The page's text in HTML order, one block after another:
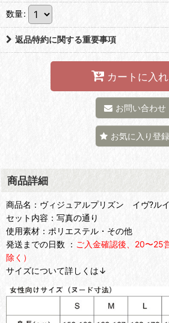
数量:
返品特約に関する重要事項
カートに入
お問い合わせ
お気に入り登録
商品詳細
商品名：ヴィジュアルプリズン イヴ?ル
セット内容：写真の通り
使用素材：ポリエステル・その他
発送までの日数 ： ご入金確認後、20〜25
除く）
サイズについて詳しくは↓